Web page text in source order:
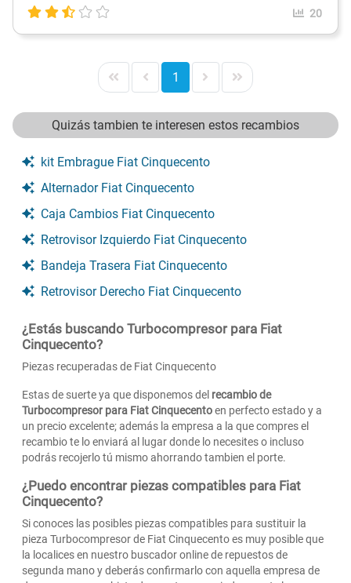
20
1
Quizás tambien te interesen estos recambios
kit Embrague Fiat Cinquecento
Alternador Fiat Cinquecento
Caja Cambios Fiat Cinquecento
Retrovisor Izquierdo Fiat Cinquecento
Bandeja Trasera Fiat Cinquecento
Retrovisor Derecho Fiat Cinquecento
¿Estás buscando Turbocompresor para Fiat
Cinquecento?
Piezas recuperadas de Fiat Cinquecento
Estas de suerte ya que disponemos del recambio de
Turbocompresor para Fiat Cinquecentoen perfecto estado y a
un precio excelente; además la empresa a la que compres el
recambio te lo enviará al lugar donde lo necesites o incluso
podrás recojerlo tú mismo ahorrando tambien el porte.
¿Puedo encontrar piezas compatibles para Fiat
Cinquecento?
Si conoces las posibles piezas compatibles para sustituir la
pieza Turbocompresor de Fiat Cinquecento es muy posible que
la localices en nuestro buscador online de repuestos de
segunda mano y deberás confirmarlo con aquella empresa de